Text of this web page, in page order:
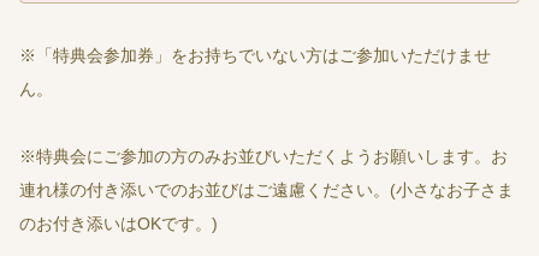
※「特典会参加券」をお持ちでいない方はご参加いただけませ
ん。
※特典会にご参加の方のみお並びいただくようお願いします。お
連れ様の付き添いでのお並びはご遠慮ください。(小さなお子さま
のお付き添いはOKです。)